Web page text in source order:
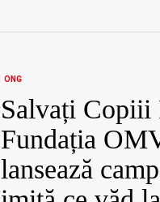
ONG
Salvați Copiii
Fundația
lansează